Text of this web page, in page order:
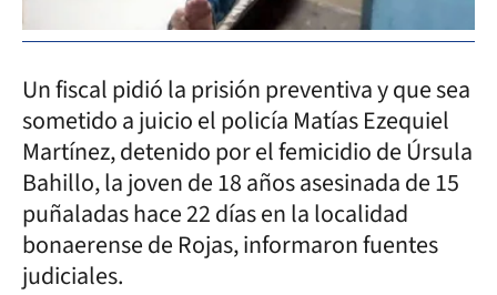
Un fiscal pidió la prisión preventiva y que sea
sometido a juicio el policía Matías Ezequiel
Martínez, detenido por el femicidio de Úrsula
Bahillo, la joven de 18 años asesinada de 15
puñaladas hace 22 días en la localidad
bonaerense de Rojas, informaron fuentes
judiciales.